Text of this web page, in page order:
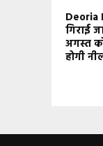
Deoria
गिराई
अगस्त
होगी